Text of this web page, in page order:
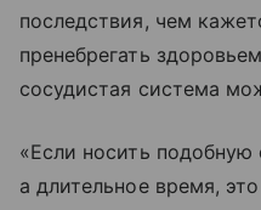
последствия, чем
пренебрегать
сосудистая система
«Если носить подобную
а длительное время,